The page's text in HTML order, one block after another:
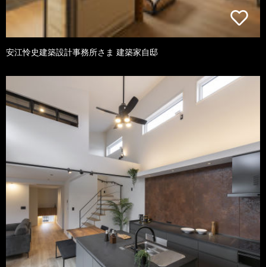
安江怜史建築設計事務所さま 建築家自邸